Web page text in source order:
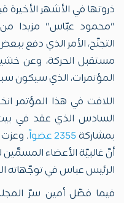
ذروتها في الأشهر الأخيرة
"محمود عبّاس" مزيدا من
التجنّح، الأمر الذي دفع
مستقبل الحركة، وعن
المؤتمرات، الذي سيكون
اللافت في هذا المؤتمر
بمشاركة2355 عضواً
.
أنّ غالبيّة الأعضاء
الرئيس عباس في توجّهاته
فيما فصّل أمين سرّ